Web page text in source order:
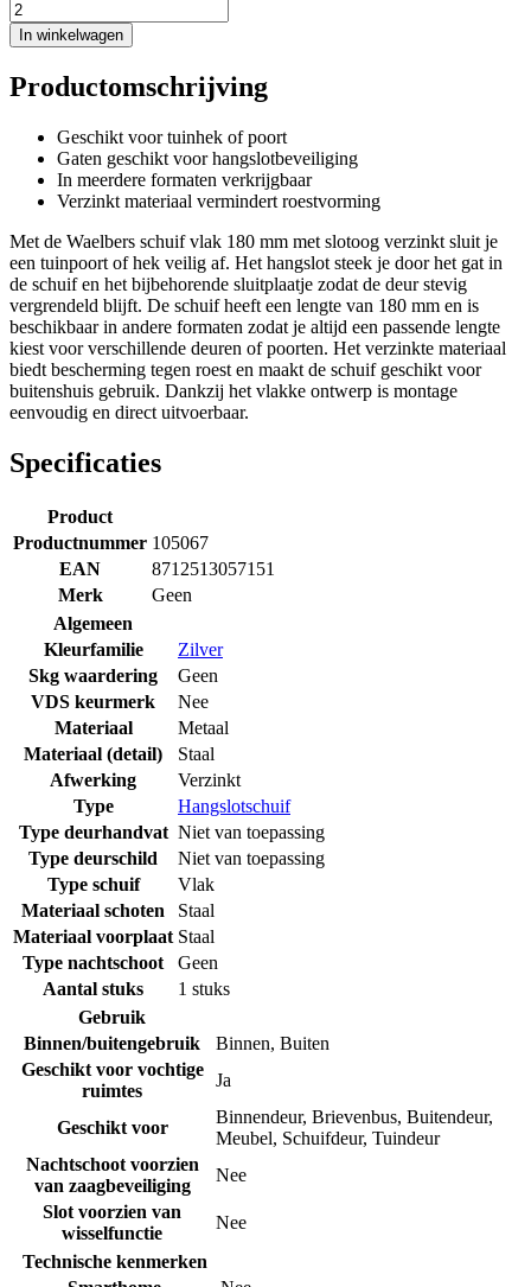
In winkelwagen
Productomschrijving
Geschikt voor tuinhek of poort
Gaten geschikt voor hangslotbeveiliging
In meerdere formaten verkrijgbaar
Verzinkt materiaal vermindert roestvorming
Met de Waelbers schuif vlak 180 mm met slotoog verzinkt sluit je
een tuinpoort of hek veilig af. Het hangslot steek je door het gat in
de schuif en het bijbehorende sluitplaatje zodat de deur stevig
vergrendeld blijft. De schuif heeft een lengte van 180 mm en is
beschikbaar in andere formaten zodat je altijd een passende lengte
kiest voor verschillende deuren of poorten. Het verzinkte materiaal
biedt bescherming tegen roest en maakt de schuif geschikt voor
buitenshuis gebruik. Dankzij het vlakke ontwerp is montage
eenvoudig en direct uitvoerbaar.
Specificaties
Product
Productnummer 105067
EAN
8712513057151
Merk
Geen
Algemeen
Kleurfamilie
Zilver
Skg waardering
Geen
VDS keurmerk
Nee
Materiaal
Metaal
Materiaal (detail)
Staal
Afwerking
Verzinkt
Type
Hangslotschuif
Type deurhandvat Niet van toepassing
Type deurschild
Niet van toepassing
Type schuif
Vlak
Materiaal schoten
Staal
Materiaal voorplaat Staal
Type nachtschoot
Geen
Aantal stuks
1 stuks
Gebruik
Binnen/buitengebruik
Binnen, Buiten
Geschikt voor vochtige
ruimtes
Ja
Geschikt voor
Binnendeur, Brievenbus, Buitendeur,
Meubel, Schuifdeur, Tuindeur
Nachtschoot voorzien
van zaagbeveiliging
Nee
Slot voorzien van
wisselfunctie
Nee
Technische kenmerken